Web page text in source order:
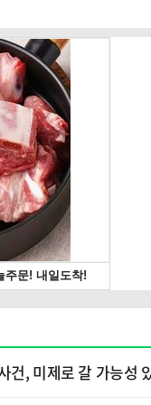
건, 미제로 갈 가능성